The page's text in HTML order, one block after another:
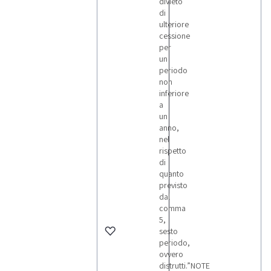
di
ulteriore
cessione
per
un
periodo
non
inferiore
a
un
anno,
nel
rispetto
di
quanto
previsto
dal
comma
5,
sesto
periodo,
ovvero
distrutti.”NOTE